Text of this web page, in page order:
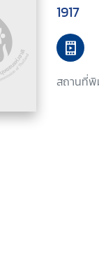
1917
สถานที่